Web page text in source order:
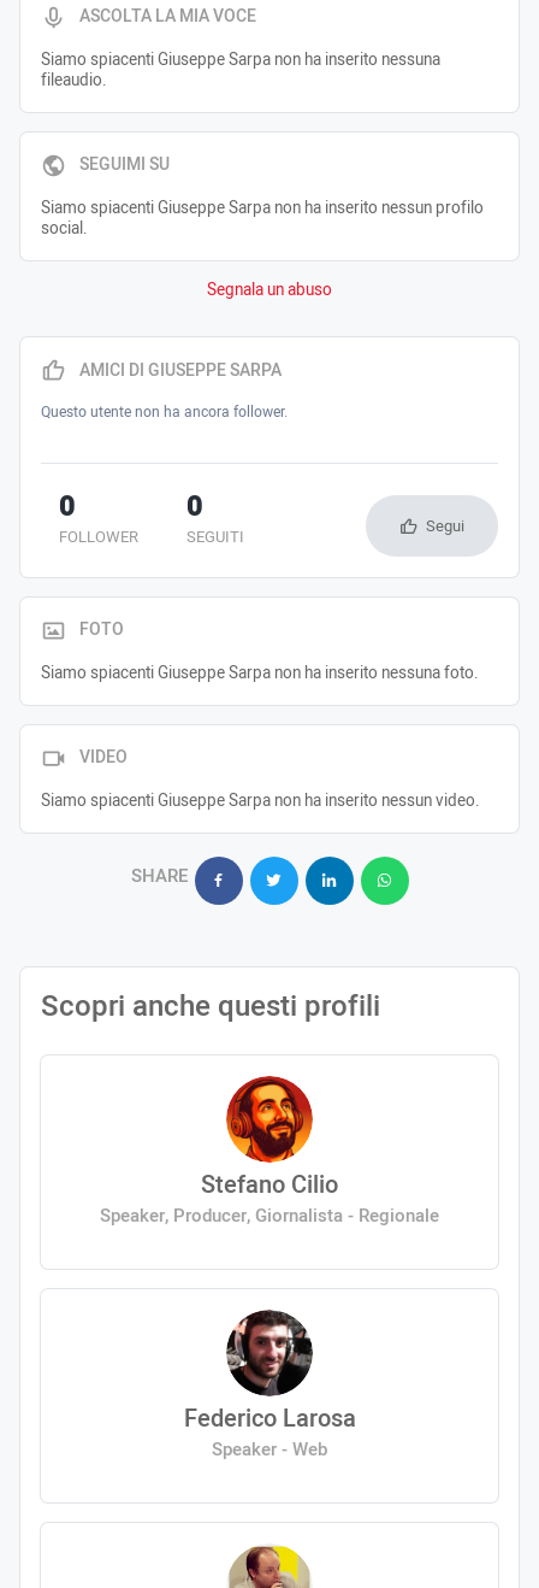
ASCOLTA LA MIA VOCE
Siamo spiacenti Giuseppe Sarpa non ha inserito nessuna
fileaudio.
SEGUIMI SU
Siamo spiacenti Giuseppe Sarpa non ha inserito nessun profilo
social.
Segnala un abuso
AMICI DI GIUSEPPE SARPA
Questo utente non ha ancora follower.
FOLLOWER
0
SEGUITI
0 Segui
FOTO
Siamo spiacenti Giuseppe Sarpa non ha inserito nessuna foto.
VIDEO
Siamo spiacenti Giuseppe Sarpa non ha inserito nessun video.
SHARE
Scopri anche questi profili
Stefano Cilio
Speaker, Producer, Giornalista - Regionale
Federico Larosa
Speaker - Web